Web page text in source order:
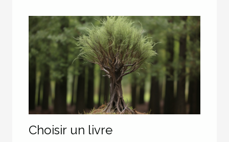
Choisir un livre